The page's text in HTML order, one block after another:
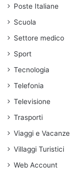
Poste Italiane
Scuola
Settore medico
Sport
Tecnologia
Telefonia
Televisione
Trasporti
Viaggi e Vacanze
Villaggi Turistici
Web Account